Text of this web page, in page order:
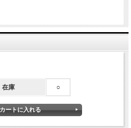
在庫 ○